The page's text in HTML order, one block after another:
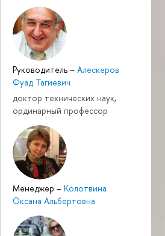
Руководитель – Алескеров
Фуад Тагиевич
доктор технических наук,
ординарный профессор
Менеджер – Колотвина
Оксана Альбертовна